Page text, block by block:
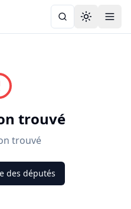
Toggle
trouvé
trouvé
des députés